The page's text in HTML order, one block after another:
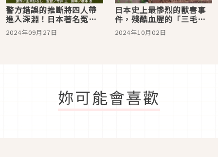
警方錯誤的推斷將四人帶
進入深淵！日本著名冤案
「八海事件」
2024年09月27日
日本史上最慘烈的獸害事
件，殘酷血腥的「三毛別
棕熊襲擊事件」
2024年10月02日
妳可能會喜歡